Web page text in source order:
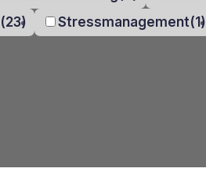
(23) Stressmanagement(1)